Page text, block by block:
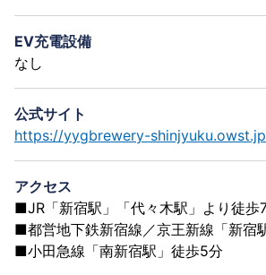
EV充電設備
なし
公式サイト
https://yygbrewery-
アクセス
■JR「新宿駅」「代々木駅」より徒歩
■都営地下鉄新宿線／京王新線「新宿
■小田急線「南新宿駅」徒歩5分